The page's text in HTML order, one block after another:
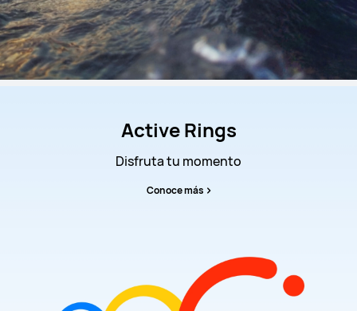
Active Rings
Disfruta tu momento
Conoce más